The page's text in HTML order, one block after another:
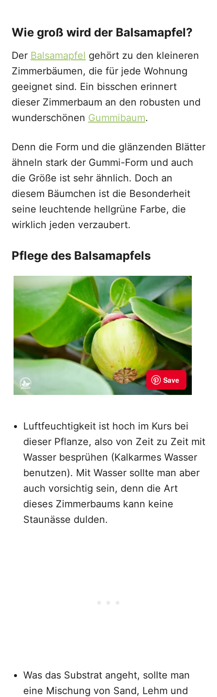
Wie groß wird der Balsamapfel?
Der Balsamapfel gehört zu den kleineren
Zimmerbäumen, die für jede Wohnung
geeignet sind. Ein bisschen erinnert
dieser Zimmerbaum an den robusten und
wunderschönen Gummibaum.
Denn die Form und die glänzenden Blätter
ähneln stark der Gummi-Form und auch
die Größe ist sehr ähnlich. Doch an
diesem Bäumchen ist die Besonderheit
seine leuchtende hellgrüne Farbe, die
wirklich jeden verzaubert.
Pflege des Balsamapfels
Luftfeuchtigkeit ist hoch im Kurs bei
dieser Pflanze, also von Zeit zu Zeit mit
Wasser besprühen (Kalkarmes Wasser
benutzen). Mit Wasser sollte man aber
auch vorsichtig sein, denn die Art
dieses Zimmerbaums kann keine
Staunässe dulden.
Was das Substrat angeht, sollte man
eine Mischung von Sand, Lehm und